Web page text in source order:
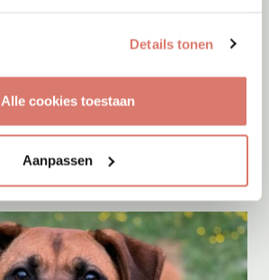
Details tonen
Alle cookies toestaan
Aanpassen